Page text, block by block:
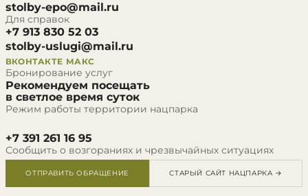
stolby-epo@mail.ru
Для справок
+7 913 830 52 03
stolby-uslugi@mail.ru
ВКОНТАКТЕ МАКС
Бронирование услуг
Рекомендуем посещать
в светлое время суток
Режим работы территории нацпарка
+7 391 261 16 95
Сообщить о возгораниях и чрезвычайных ситуациях
ОТПРАВИТЬ ОБРАЩЕНИЕ СТАРЫЙ САЙТ НАЦПАРКА →